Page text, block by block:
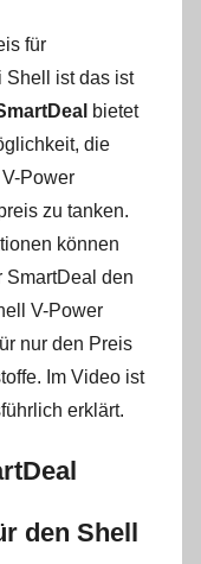
für
Shell ist das ist
bietet
die
Power
zu tanken.
können
SmartDeal den
V-Power
nur den Preis
Im Video ist
erklärt.
den Shell